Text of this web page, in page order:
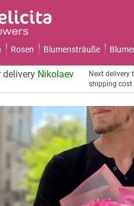
Rosen Blumensträuße
delivery Nikolaev
Next delivery
shipping cost